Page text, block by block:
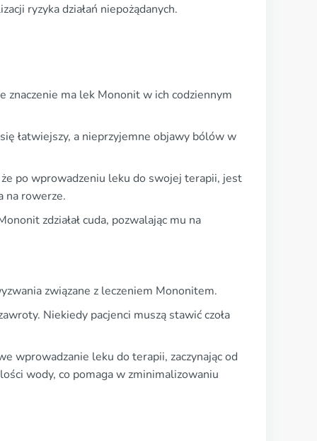
ryzyka działań niepożądanych.
znaczenie ma lek Mononit w ich codziennym
łatwiejszy, a nieprzyjemne objawy bólów w
po wprowadzeniu leku do swojej terapii, jest
na rowerze.
zdziałał cuda, pozwalając mu na
związane z leczeniem Mononitem.
Niekiedy pacjenci muszą stawić czoła
wprowadzanie leku do terapii, zaczynając od
wody, co pomaga w zminimalizowaniu